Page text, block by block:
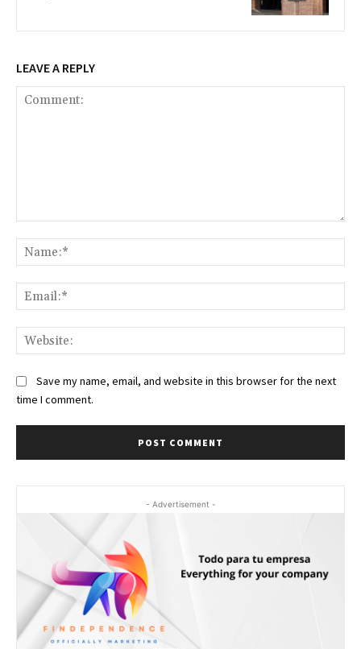
LEAVE A REPLY
Save my name, email, and website in this browser for the next
time I comment.
- Advertisement -